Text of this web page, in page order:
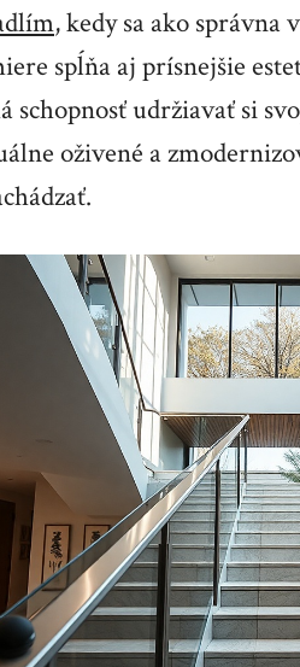
, kedy sa ako správna
spĺňa aj prísnejšie
schopnosť udržiavať si
oživené a